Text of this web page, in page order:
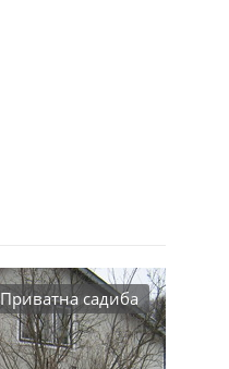
Приватна садиба